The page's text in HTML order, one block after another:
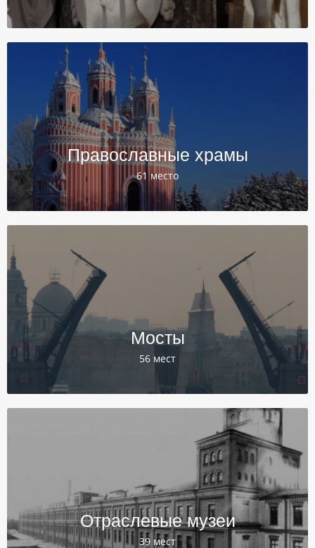
Православные храмы
61 место
Мосты
56 мест
Отраслевые музеи
39 мест